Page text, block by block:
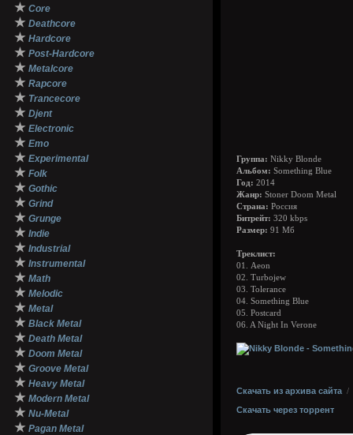
★ Core
★ Deathcore
★ Hardcore
★ Post-Hardcore
★ Metalcore
★ Rapcore
★ Trancecore
★ Djent
★ Electronic
★ Emo
★ Experimental
★ Folk
★ Gothic
★ Grind
★ Grunge
★ Indie
★ Industrial
★ Instrumental
★ Math
★ Melodic
★ Metal
★ Black Metal
★ Death Metal
★ Doom Metal
★ Groove Metal
★ Heavy Metal
★ Modern Metal
★ Nu-Metal
★ Pagan Metal
Группа: Nikky Blonde
Альбом: Something Blue
Год: 2014
Жанр: Stoner Doom Metal
Страна: Россия
Битрейт: 320 kbps
Размер: 91 Мб
Треклист:
01. Aeon
02. Turbojew
03. Tolerance
04. Something Blue
05. Postcard
06. A Night In Verone
Скачать из архива сайта /
Скачать через торрент